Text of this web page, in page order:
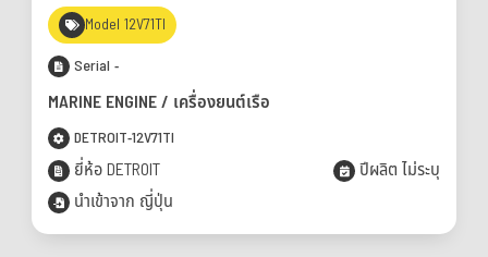
Model 12V71TI
Serial -
MARINE ENGINE ​/ เครื่องยนต์เรือ
DETROIT-12V71TI
ยี่ห้อ DETROIT
ปีผลิต ไม่ระบุ
นำเข้าจาก ญี่ปุ่น